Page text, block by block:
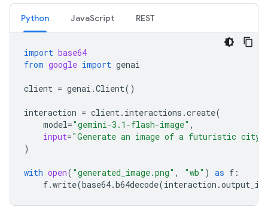
Python JavaScript REST
import base64
from google import genai
client = genai .Client()
interaction = client. interactions .create(
model="gemini-3.1-flash-image" ,
input="Generate an image of a futuristic city
)
with open( "generated_image.png" , "wb" ) as f :
f.write(base64.b64decode(interaction .